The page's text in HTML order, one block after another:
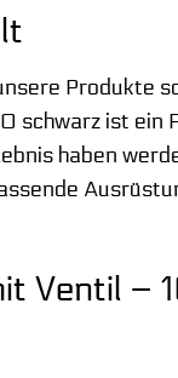
Produkte
schwarz ist ein
haben
Ventil –